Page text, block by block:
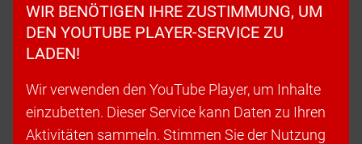
WIR BENÖTIGEN IHRE ZUSTIMMUNG, UM
DEN YOUTUBE PLAYER-SERVICE ZU
LADEN!
Wir verwenden den YouTube Player, um Inhalte
einzubetten. Dieser Service kann Daten zu Ihren
Aktivitäten sammeln. Stimmen Sie der Nutzung